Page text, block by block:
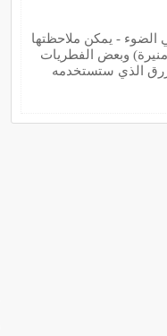
الضوء - يمكن ملاحظتها
وبعض الفطريات
الذي ستستخدمه